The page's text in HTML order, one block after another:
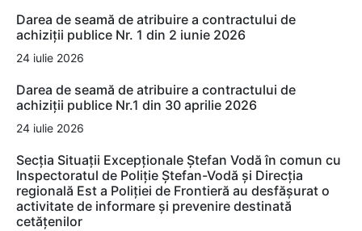
Darea de seamă de atribuire a contractului de
achiziții publice Nr. 1 din 2 iunie 2026
24 iulie 2026
Darea de seamă de atribuire a contractului de
achiziții publice Nr.1 din 30 aprilie 2026
24 iulie 2026
Secția Situații Excepționale Ștefan Vodă în comun cu
Inspectoratul de Poliție Ștefan-Vodă și Direcția
regională Est a Poliției de Frontieră au desfășurat o
activitate de informare și prevenire destinată
cetățenilor